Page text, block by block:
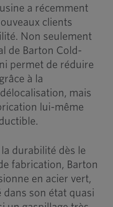
a récemment
clients
Non seulement
de Barton Cold-
permet de réduire
à la
mais
lui-même
durabilité dès le
fabrication, Barton
en acier vert,
son état quasi